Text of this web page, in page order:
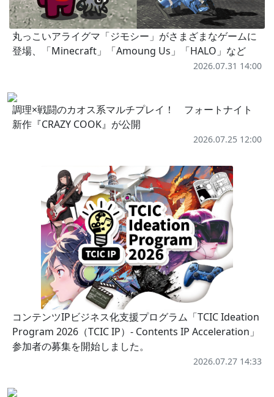
丸っこいアライグマ「ジモシー」がさまざまなゲームに
登場、「Minecraft」「Amoung Us」「HALO」など
2026.07.31 14:00
調理×戦闘のカオス系マルチプレイ！ フォートナイト
新作『CRAZY COOK』が公開
2026.07.25 12:00
コンテンツIPビジネス化支援プログラム「TCIC Ideation
Program 2026（TCIC IP）- Contents IP Acceleration」
参加者の募集を開始しました。
2026.07.27 14:33